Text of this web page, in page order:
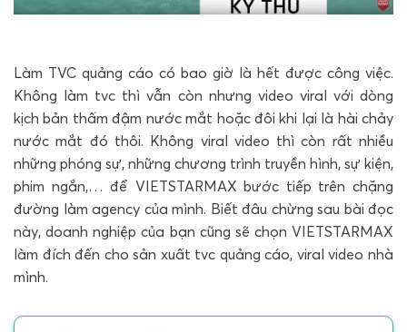
Làm TVC quảng cáo có bao giờ là hết được công việc.
Không làm tvc thì vẫn còn nhưng video viral với dòng
kịch bản thấm đậm nước mắt hoặc đôi khi lại là hài chảy
nước mắt đó thôi. Không viral video thì còn rất nhiều
những phóng sự, những chương trình truyền hình, sự kiện,
phim ngắn,… để VIETSTARMAX bước tiếp trên chặng
đường làm agency của mình. Biết đâu chừng sau bài đọc
này, doanh nghiệp của bạn cũng sẽ chọn VIETSTARMAX
làm đích đến cho sản xuất tvc quảng cáo, viral video nhà
mình.